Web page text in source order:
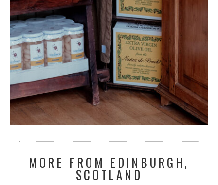
MORE FROM EDINBURGH,
SCOTLAND